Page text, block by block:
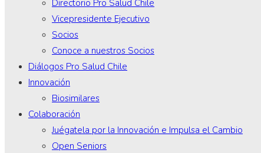
Directorio Pro Salud Chile
Vicepresidente Ejecutivo
Socios
Conoce a nuestros Socios
Diálogos Pro Salud Chile
Innovación
Biosimilares
Colaboración
Juégatela por la Innovación e Impulsa el Cambio
Open Seniors